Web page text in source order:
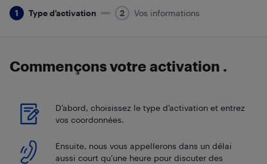
Type d’activation Vos informations
Commençons votre activation .
D’abord, choisissez le type d’activation et entrez
vos coordonnées.
Ensuite, nous vous appellerons dans un délai
aussi court qu’une heure pour discuter des